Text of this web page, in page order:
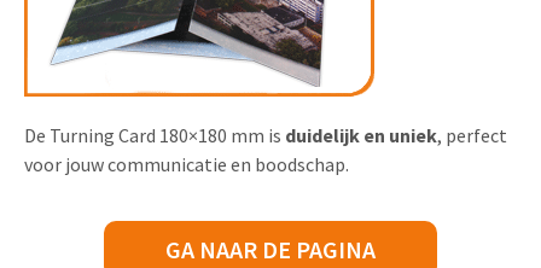
De Turning Card 180×180 mm is duidelijk en uniek, perfect
voor jouw communicatie en boodschap.
GA NAAR DE PAGINA